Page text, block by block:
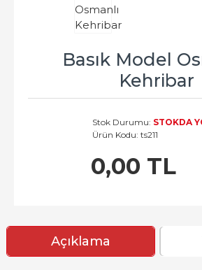
Basık Model
Kehribar
0,00 TL
Stok Durumu: STOKDA
Ürün Kodu: ts211
Açıklama